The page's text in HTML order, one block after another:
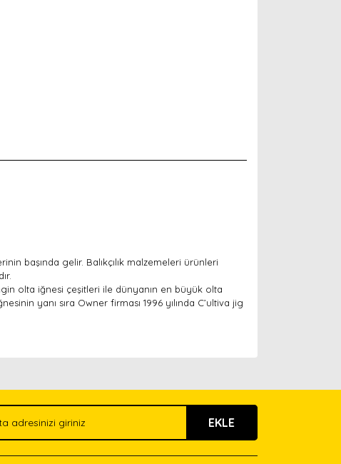
başında gelir. Balıkçılık malzemeleri ürünleri
olta iğnesi çeşitleri ile dünyanın en büyük olta
yanı sıra Owner firması 1996 yılında C’ultiva jig
EKLE